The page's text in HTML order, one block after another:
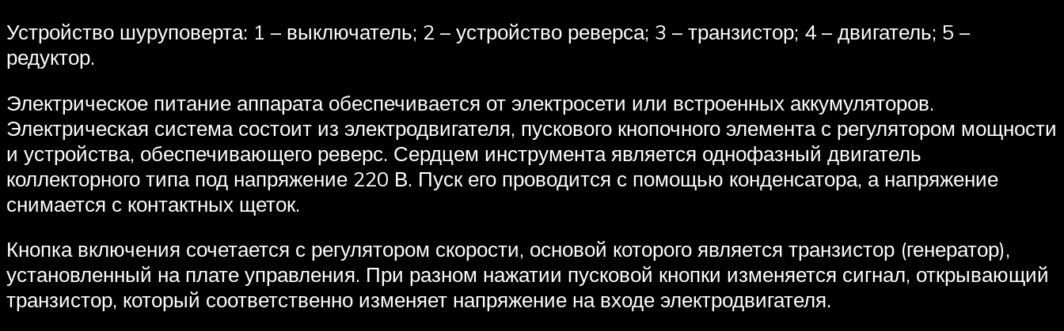
Устройство шуруповерта: 1 – выключатель; 2 – устройство реверса; 3 – транзистор; 4 – двигатель; 5 –
редуктор.
Электрическое питание аппарата обеспечивается от электросети или встроенных аккумуляторов.
Электрическая система состоит из электродвигателя, пускового кнопочного элемента с регулятором мощности
и устройства, обеспечивающего реверс. Сердцем инструмента является однофазный двигатель
коллекторного типа под напряжение 220 В. Пуск его проводится с помощью конденсатора, а напряжение
снимается с контактных щеток.
Кнопка включения сочетается с регулятором скорости, основой которого является транзистор (генератор),
установленный на плате управления. При разном нажатии пусковой кнопки изменяется сигнал, открывающий
транзистор, который соответственно изменяет напряжение на входе электродвигателя.